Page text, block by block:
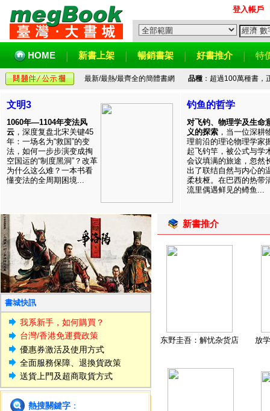
登入帳戶
HOME 新書上架 暢銷書架 好書推介 特
最新/最熱/最齊全的簡體書網 品種：超過100萬種書，
文明3
1060年—1104年变法风
云 ，深度复盘北宋关键45
年：一场名为“救国”的变
法，如何一步步演变成掏
空国运的“制度黑洞”？改革
为什么这么难？一本书看
懂变法的全周期困境...
钓鱼的哲学
对飞钓、物理学及生命
义的探索 ，当一位深耕
理前沿的理论物理学家
起飞钓竿，被公式与学
会议填满的旅途，忽然
出了联结自然与内心的
柔枝桠。在巴西的热带
流里偶遇鲜见的鳟鱼...
書城快訊
我系新手，如何購買？
台灣/香港免運費政策
優惠券激活及使用方式
全面服務保障、退換貨政策
送貨上門及超商取貨方式
熱搜關鍵字 ：
新書推介
东野圭吾：解忧杂货店 放